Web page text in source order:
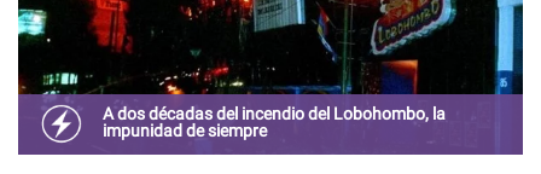
A dos décadas del incendio del Lobohombo, la
impunidad de siempre